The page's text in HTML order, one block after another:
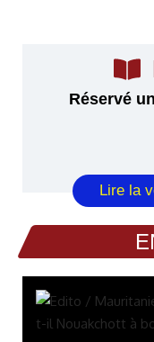
Réservé
Lire la